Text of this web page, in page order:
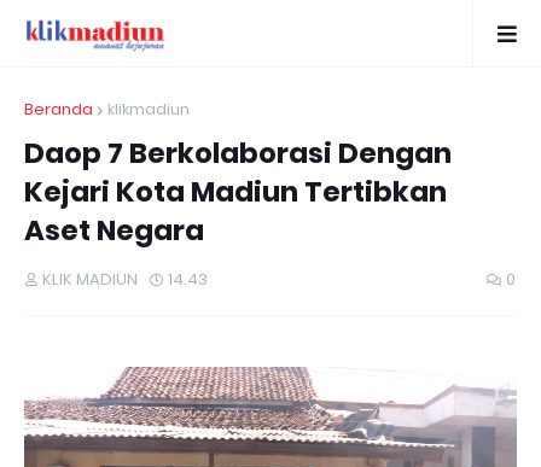
Beranda klikmadiun
Daop 7 Berkolaborasi Dengan
Kejari Kota Madiun Tertibkan
Aset Negara
KLIK MADIUN 14.43 0